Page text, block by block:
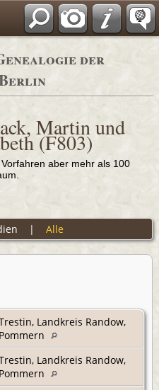
Adressbücher
der
Martin und
(F803)
aber mehr als 100
| Alle
Landkreis Randow,
Pommern
Landkreis Randow,
Pommern